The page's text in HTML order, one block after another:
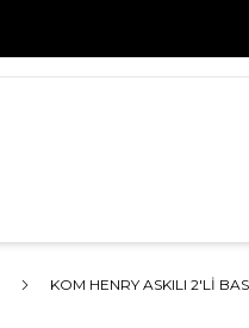
KOM HENRY ASKILI 2'LI